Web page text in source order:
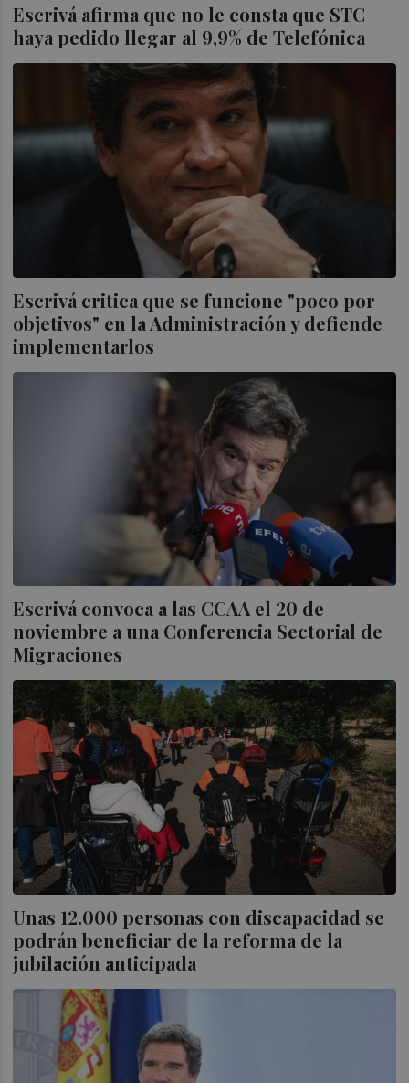
Escrivá afirma que no le consta que STC
haya pedido llegar al 9,9% de Telefónica
Escrivá critica que se funcione "poco por
objetivos" en la Administración y defiende
implementarlos
Escrivá convoca a las CCAA el 20 de
noviembre a una Conferencia Sectorial de
Migraciones
Unas 12.000 personas con discapacidad se
podrán beneficiar de la reforma de la
jubilación anticipada